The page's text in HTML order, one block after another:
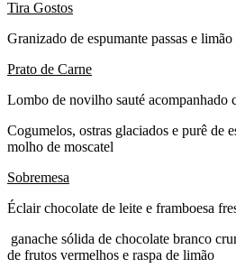
Tira Gostos
Granizado de espumante passas e limão
Prato de Carne
Lombo de novilho sauté acompanhado
Cogumelos, ostras glaciados e purê de
molho de moscatel
Sobremesa
Éclair chocolate de leite e framboesa
ganache sólida de chocolate branco
de frutos vermelhos e raspa de limão